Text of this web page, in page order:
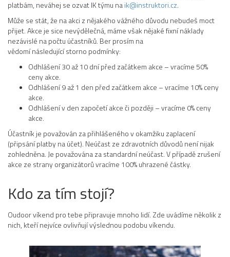
platbám, neváhej se ozvat IK týmu naik@instruktori.cz.
Může se stát, že na akci z nějakého vážného důvodu nebudeš moct
přijet. Akce je sice nevýdělečná, máme však nějaké fixní náklady
nezávislé na počtu účastníků. Ber prosím na
vědomí následující storno podmínky:
Odhlášení 30 až 10 dní před začátkem akce – vracíme 50%
ceny akce.
Odhlášení 9 až 1 den před začátkem akce – vracíme 10% ceny
akce.
Odhlášení v den započetí akce či později – vracíme 0% ceny
akce.
Účastník je považován za přihlášeného v okamžiku zaplacení
(připsání platby na účet). Neúčast ze zdravotních důvodů není nijak
zohledněna. Je považována za standardní neúčast. V případě zrušení
akce ze strany organizátorů vracíme 100% uhrazené částky.
Kdo za tím stojí?
Oudoor víkend pro tebe připravuje mnoho lidí. Zde uvádíme několik z
nich, kteří nejvíce ovlivňují výslednou podobu víkendu.